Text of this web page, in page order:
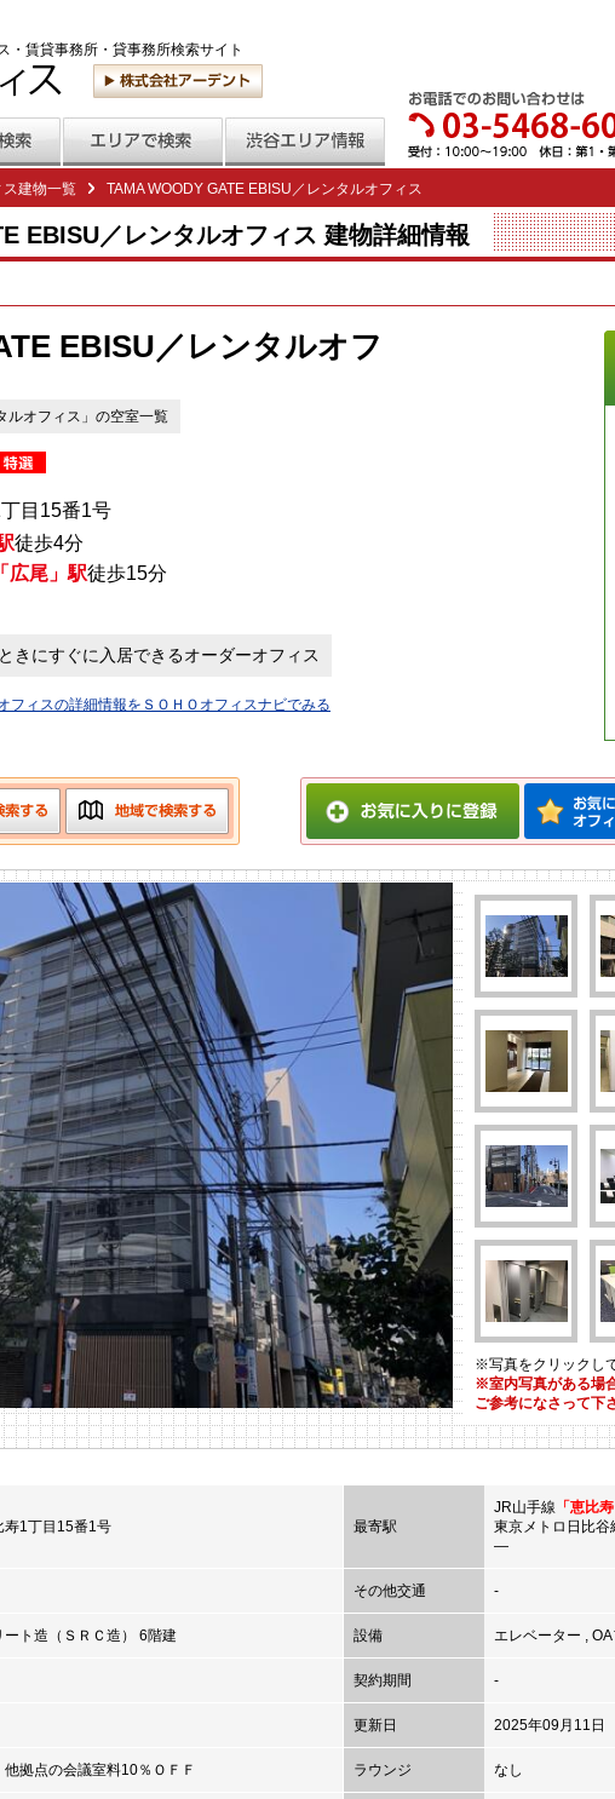
・賃貸事務所・貸事務所検索サイト
建物一覧 TAMA WOODY GATE EBISU／レンタルオフィス
EBISU／レンタルオフィス 建物詳細情報
EBISU／レンタルオフ
ルオフィス」の空室一覧
目15番1号
徒歩4分
「広尾」駅徒歩15分
にすぐに入居できるオーダーオフィス
フィスの詳細情報をＳＯＨＯオフィスナビでみる
※写真をクリックし
※室内写真がある場
ご参考になさって下
寿1丁目15番1号 最寄駅
JR山手線 「恵比
東京メトロ日比谷
―
その他交通 -
ト造（ＳＲＣ造） 6階建 設備 エレベーター ,
契約期間 -
更新日 2025年09月11日
拠点の会議室料10％ＯＦＦ ラウンジ なし